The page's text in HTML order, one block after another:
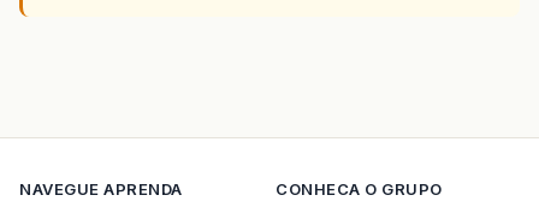
NAVEGUE APRENDA
CONHECA O GRUPO